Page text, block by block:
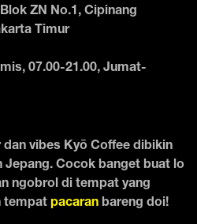
ZN No.1, Cipinang
Timur
07.00-21.00, Jumat-
dan vibes Kyō Coffee dibikin
Jepang. Cocok banget buat lo
ngobrol di tempat yang
tempat pacaran bareng doi!